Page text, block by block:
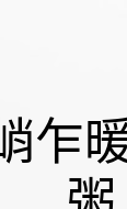
乍